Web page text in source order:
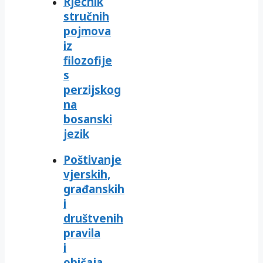
stručnih
pojmova
iz
filozofije
s
perzijskog
na
bosanski
jezik
Poštivanje
vjerskih,
građanskih
i
društvenih
pravila
i